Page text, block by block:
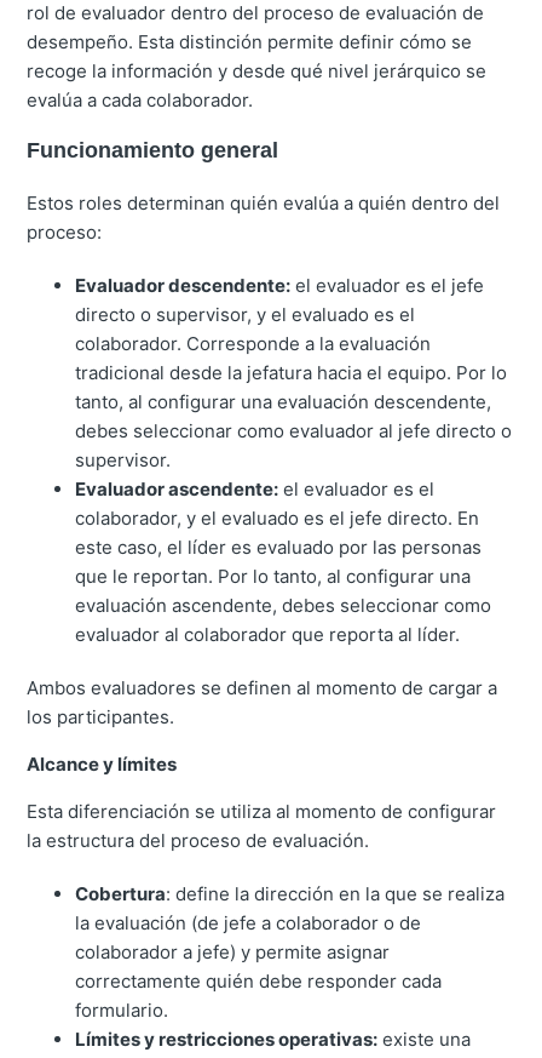
rol de evaluador dentro del proceso de evaluación de
desempeño. Esta distinción permite definir cómo se
recoge la información y desde qué nivel jerárquico se
evalúa a cada colaborador.
Funcionamiento general
Estos roles determinan quién evalúa a quién dentro del
proceso:
Evaluador descendente: el evaluador es el jefe
directo o supervisor, y el evaluado es el
colaborador. Corresponde a la evaluación
tradicional desde la jefatura hacia el equipo. Por lo
tanto, al configurar una evaluación descendente,
debes seleccionar como evaluador al jefe directo o
supervisor.
Evaluador ascendente: el evaluador es el
colaborador, y el evaluado es el jefe directo. En
este caso, el líder es evaluado por las personas
que le reportan. Por lo tanto, al configurar una
evaluación ascendente, debes seleccionar como
evaluador al colaborador que reporta al líder.
Ambos evaluadores se definen al momento de cargar a
los participantes.
Alcance y límites
Esta diferenciación se utiliza al momento de configurar
la estructura del proceso de evaluación.
Cobertura: define la dirección en la que se realiza
la evaluación (de jefe a colaborador o de
colaborador a jefe) y permite asignar
correctamente quién debe responder cada
formulario.
Límites y restricciones operativas: existe una